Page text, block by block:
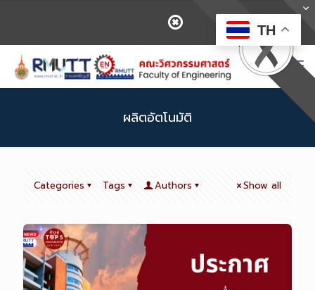
ผลิตอัตโนมัติ
Categories Tags Authors Show all
TH